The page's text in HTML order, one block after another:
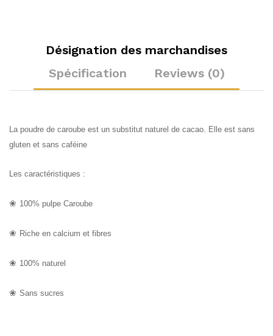
Désignation des marchandises
Spécification
Reviews (0)
La poudre de caroube est un substitut naturel de cacao. Elle est sans
gluten et sans caféine
Les caractéristiques :
❀ 100% pulpe Caroube
❀ Riche en calcium et fibres
❀ 100% naturel
❀ Sans sucres